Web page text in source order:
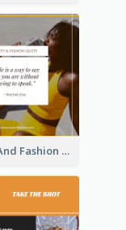
Beauty And Fashion Inspirational Quote Instagram Post